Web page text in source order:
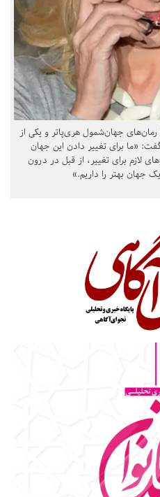
جهان‌شمول هری‌پاتر و یکی از
«ما برای تغییر دادن این جهان
لازم برای تغییر، از قبل در درون
جهان بهتر را داریم.»